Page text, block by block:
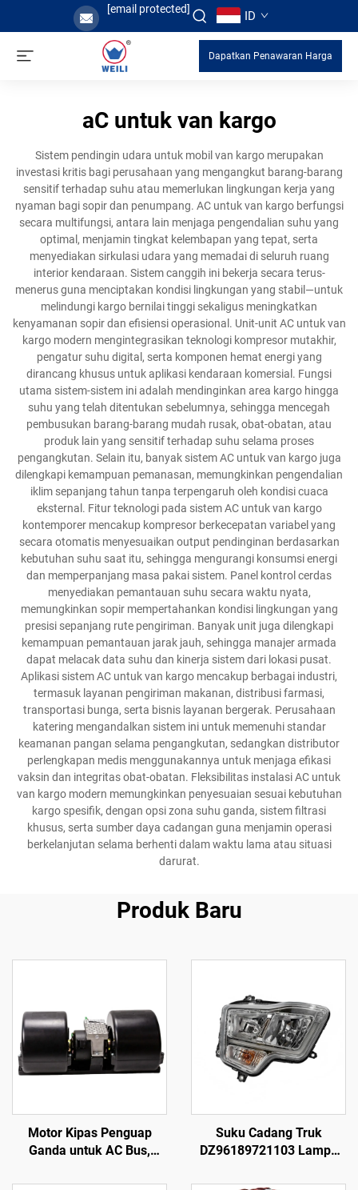
[email protected] ID
Dapatkan Penawaran Harga
aC untuk van kargo
Sistem pendingin udara untuk mobil van kargo merupakan
investasi kritis bagi perusahaan yang mengangkut barang-barang
sensitif terhadap suhu atau memerlukan lingkungan kerja yang
nyaman bagi sopir dan penumpang. AC untuk van kargo berfungsi
secara multifungsi, antara lain menjaga pengendalian suhu yang
optimal, menjamin tingkat kelembapan yang tepat, serta
menyediakan sirkulasi udara yang memadai di seluruh ruang
interior kendaraan. Sistem canggih ini bekerja secara terus-
menerus guna menciptakan kondisi lingkungan yang stabil—untuk
melindungi kargo bernilai tinggi sekaligus meningkatkan
kenyamanan sopir dan efisiensi operasional. Unit-unit AC untuk van
kargo modern mengintegrasikan teknologi kompresor mutakhir,
pengatur suhu digital, serta komponen hemat energi yang
dirancang khusus untuk aplikasi kendaraan komersial. Fungsi
utama sistem-sistem ini adalah mendinginkan area kargo hingga
suhu yang telah ditentukan sebelumnya, sehingga mencegah
pembusukan barang-barang mudah rusak, obat-obatan, atau
produk lain yang sensitif terhadap suhu selama proses
pengangkutan. Selain itu, banyak sistem AC untuk van kargo juga
dilengkapi kemampuan pemanasan, memungkinkan pengendalian
iklim sepanjang tahun tanpa terpengaruh oleh kondisi cuaca
eksternal. Fitur teknologi pada sistem AC untuk van kargo
kontemporer mencakup kompresor berkecepatan variabel yang
secara otomatis menyesuaikan output pendinginan berdasarkan
kebutuhan suhu saat itu, sehingga mengurangi konsumsi energi
dan memperpanjang masa pakai sistem. Panel kontrol cerdas
menyediakan pemantauan suhu secara waktu nyata,
memungkinkan sopir mempertahankan kondisi lingkungan yang
presisi sepanjang rute pengiriman. Banyak unit juga dilengkapi
kemampuan pemantauan jarak jauh, sehingga manajer armada
dapat melacak data suhu dan kinerja sistem dari lokasi pusat.
Aplikasi sistem AC untuk van kargo mencakup berbagai industri,
termasuk layanan pengiriman makanan, distribusi farmasi,
transportasi bunga, serta bisnis layanan bergerak. Perusahaan
katering mengandalkan sistem ini untuk memenuhi standar
keamanan pangan selama pengangkutan, sedangkan distributor
perlengkapan medis menggunakannya untuk menjaga efikasi
vaksin dan integritas obat-obatan. Fleksibilitas instalasi AC untuk
van kargo modern memungkinkan penyesuaian sesuai kebutuhan
kargo spesifik, dengan opsi zona suhu ganda, sistem filtrasi
khusus, serta sumber daya cadangan guna menjamin operasi
berkelanjutan selama berhenti dalam waktu lama atau situasi
darurat.
Produk Baru
Motor Kipas Penguap
Ganda untuk AC Bus,
Suku Cadang Truk
DZ96189721103 Lampu